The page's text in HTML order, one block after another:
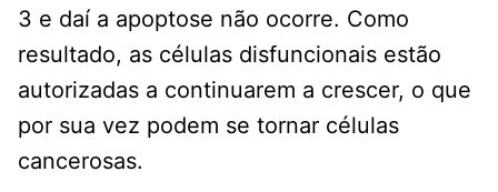
3 e daí a apoptose não ocorre. Como
resultado, as células disfuncionais estão
autorizadas a continuarem a crescer, o que
por sua vez podem se tornar células
cancerosas.